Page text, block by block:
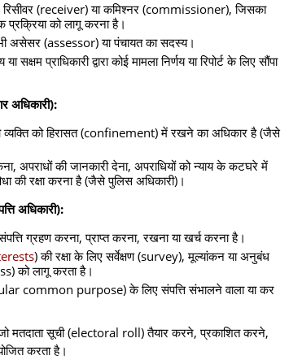
(receiver) या कमिश्नर (commissioner), जिसका
प्रक्रिया को लागू करना है।
असेसर (assessor) या पंचायत का सदस्य।
प्राधिकारी द्वारा कोई मामला निर्णय या रिपोर्ट के लिए सौंपा
को हिरासत (confinement) में रखने का अधिकार है (जैसे
अपराधों की जानकारी देना, अपराधियों को न्याय के कटघरे में
की रक्षा करना है (जैसे पुलिस अधिकारी)।
अधिकारी):
ग्रहण करना, प्राप्त करना, रखना या खर्च करना है।
) की रक्षा के लिए सर्वेक्षण (survey), मूल्यांकन या अनुबंध
को लागू करता है।
common purpose) के लिए संपत्ति संभालने वाला या कर
मतदाता सूची (electoral roll) तैयार करने, प्रकाशित करने,
करता है।